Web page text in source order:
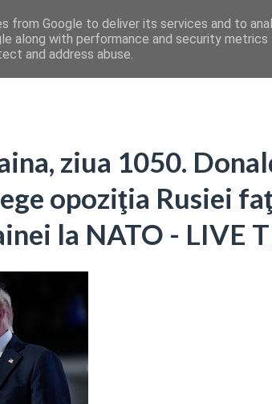
ziua 1050.
opoziţia Rusiei
la NATO - LIVE
from Google to deliver its services and to
along with performance and security
and address abuse.